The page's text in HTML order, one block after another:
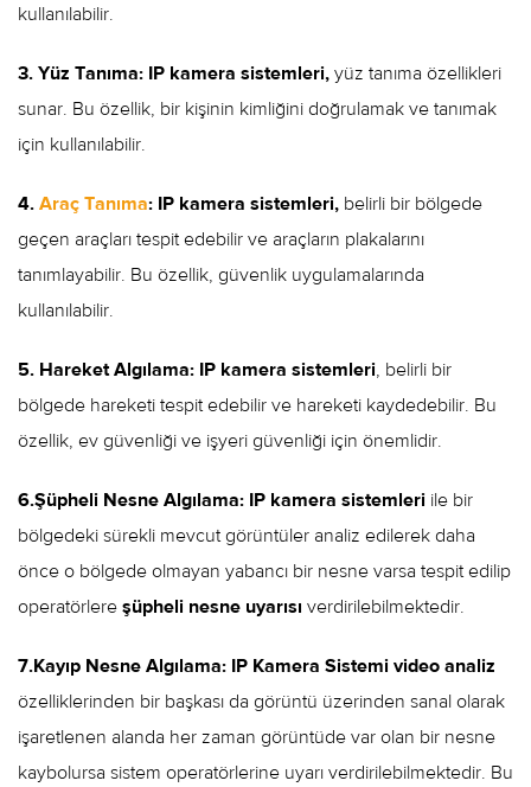
kullanılabilir.
3. Yüz Tanıma: IP kamera sistemleri, yüz tanıma özellikleri
sunar. Bu özellik, bir kişinin kimliğini doğrulamak ve tanımak
için kullanılabilir.
4. Araç Tanıma: IP kamera sistemleri, belirli bir bölgede
geçen araçları tespit edebilir ve araçların plakalarını
tanımlayabilir. Bu özellik, güvenlik uygulamalarında
kullanılabilir.
5. Hareket Algılama: IP kamera sistemleri, belirli bir
bölgede hareketi tespit edebilir ve hareketi kaydedebilir. Bu
özellik, ev güvenliği ve işyeri güvenliği için önemlidir.
6.Şüpheli Nesne Algılama: IP kamera sistemleri ile bir
bölgedeki sürekli mevcut görüntüler analiz edilerek daha
önce o bölgede olmayan yabancı bir nesne varsa tespit edilip
operatörlere şüpheli nesne uyarısı verdirilebilmektedir.
7.Kayıp Nesne Algılama: IP Kamera Sistemi video analiz
özelliklerinden bir başkası da görüntü üzerinden sanal olarak
işaretlenen alanda her zaman görüntüde var olan bir nesne
kaybolursa sistem operatörlerine uyarı verdirilebilmektedir. Bu